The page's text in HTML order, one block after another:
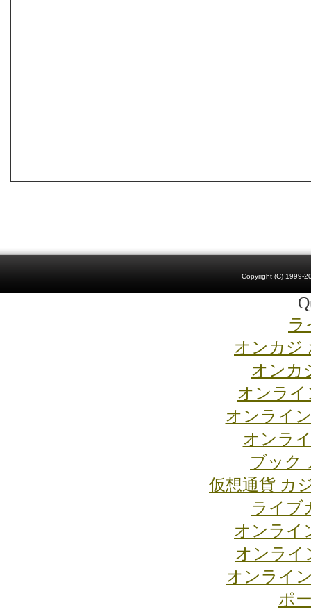
Copyright (C) 1999-
ラ
オンカジ
オンカ
オンラ
オンライ
オンラ
ブック
仮想通貨 カ
ライブ
オンライ
オンライ
オンライ
ポ